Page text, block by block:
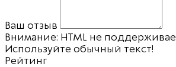
Ваш отзыв
Внимание: HTML не
Используйте обычный текст!
Рейтинг